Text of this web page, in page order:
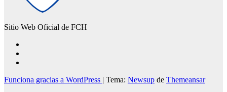
Sitio Web Oficial de FCH
Funciona gracias a WordPress | Tema: Newsup de Themeansar